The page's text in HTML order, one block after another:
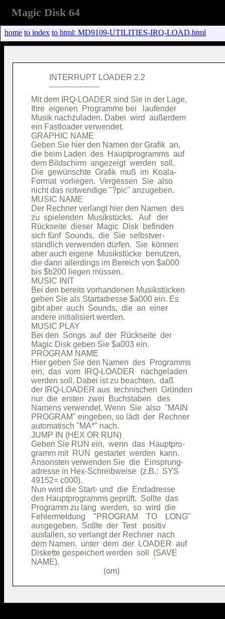
Magic Disk 64
home to index to html: MD9109-UTILITIES-IRQ-LOAD.html
         INTERRUPT LOADER 2.2
Mit dem IRQ-LOADER sind Sie in der Lage,
Ihre  eigenen  Programme bei   laufender
Musik nachzuladen. Dabei  wird  außerdem
ein Fastloader verwendet.
GRAPHIC NAME
Geben Sie hier den Namen der Grafik  an,
die beim Laden  des  Hauptprogramms  auf
dem Bildschirm  angezeigt  werden  soll.
Die  gewünschte  Grafik  muß  im  Koala-
Format  vorliegen.  Vergessen  Sie  also
nicht das notwendige "?pic" anzugeben.
MUSIC NAME
Der Rechner verlangt hier den Namen  des
zu  spielenden  Musikstücks.   Auf   der
Rückseite  dieser  Magic  Disk  befinden
sich fünf  Sounds,  die  Sie  selbstver-
ständlich verwenden dürfen.  Sie  können
aber auch eigene  Musikstücke  benutzen,
die dann allerdings im Bereich von $a000
bis $b200 liegen müssen.
MUSIC INIT
Bei den bereits vorhandenen Musikstücken
geben Sie als Startadresse $a000 ein. Es
gibt aber  auch  Sounds,  die  an  einer
andere initialisiert werden.
MUSIC PLAY
Bei den  Songs  auf  der  Rückseite  der
Magic Disk geben Sie $a003 ein.
PROGRAM NAME
Hier geben Sie den Namen  des  Programms
ein,  das  vom  IRQ-LOADER   nachgeladen
werden soll. Dabei ist zu beachten,  daß
der IRQ-LOADER aus  technischen  Gründen
nur  die  ersten  zwei  Buchstaben   des
Namens verwendet. Wenn  Sie  also  "MAIN
PROGRAM" eingeben, so lädt  der  Rechner
automatisch "MA*" nach.
JUMP IN (HEX OR RUN)
Geben Sie RUN ein,  wenn  das  Hauptpro-
gramm mit  RUN  gestartet  werden  kann.
Ansonsten verwenden Sie  die  Einsprung-
adresse in Hex-Schreibweise  (z.B.:  SYS
49152= c000).
Nun wird die Start- und  die  Endadresse
des Hauptprogramms geprüft.  Sollte  das
Programm zu lang  werden,  so  wird  die
Fehlermeldung    "PROGRAM    TO    LONG"
ausgegeben.  Sollte  der  Test   positiv
ausfallen, so verlangt der Rechner  nach
dem Namen,  unter  dem  der  LOADER  auf
Diskette gespeichert werden  soll  (SAVE
NAME).